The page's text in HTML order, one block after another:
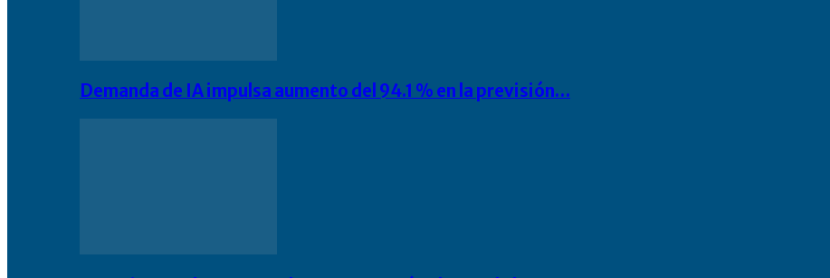
Demanda de IA impulsa aumento del 94.1 % en la previsión…